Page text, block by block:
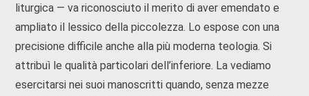
liturgica — va riconosciuto il merito di aver emendato e
ampliato il lessico della piccolezza. Lo espose con una
precisione difficile anche alla più moderna teologia. Si
attribuì le qualità particolari dell’inferiore. La vediamo
esercitarsi nei suoi manoscritti quando, senza mezze